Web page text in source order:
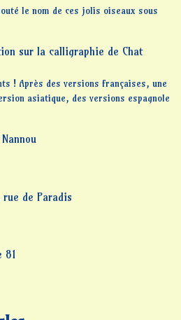
le nom de ces jolis oiseaux sous
sur la calligraphie de Chat
! Après des versions françaises, une
asiatique, des versions espagnole
de Paradis
81